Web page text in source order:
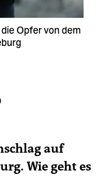
Opfer von dem
auf
Wie geht es